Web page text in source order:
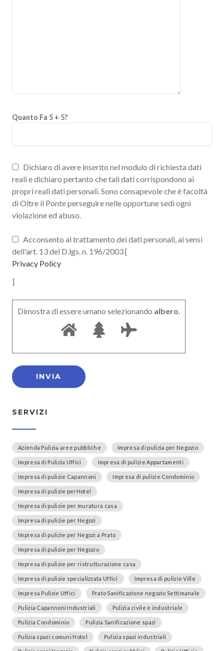
Quanto Fa 5 + 5?
Dichiaro di avere inserito nel modulo di richiesta dati
reali e dichiaro pertanto che tali dati corrispondono ai
propri reali dati personali. Sono consapevole che è facoltà
di Oltre il Ponte perseguire nelle opportune sedi ogni
violazione ed abuso.
Acconsento al trattamento dei dati personali, ai sensi
dell'art. 13 del D.lgs. n. 196/2003 [
Privacy Policy
]
Dimostra di essere umano selezionando albero
SERVIZI
Azienda Pulizia aree pubbliche Impresa di pulizia per Negozio
Impresa di Pulizia Uffici Impresa di pulizie Appartamenti
Impresa di pulizie Capannoni Impresa di pulizie Condominio
Impresa di pulizie perHotel
Impresa di pulizie per muratura casa
Impresa di pulizie per Negozi
Impresa di pulizie per Negozi a Prato
Impresa di pulizie per Negozio
Impresa di pulizie per ristrutturazione casa
Impresa di pulizie specializzata Uffici Impresa di pulizie Ville
Impresa Pulizie Uffici Prato Sanificazione negozio Settimanale
Pulizia Capannoni Industriali Pulizia civile e industriale
Pulizia Condominio Pulizia Sanificazione spazi
Pulizia spazi comuni Hotel Pulizia spazi industriali